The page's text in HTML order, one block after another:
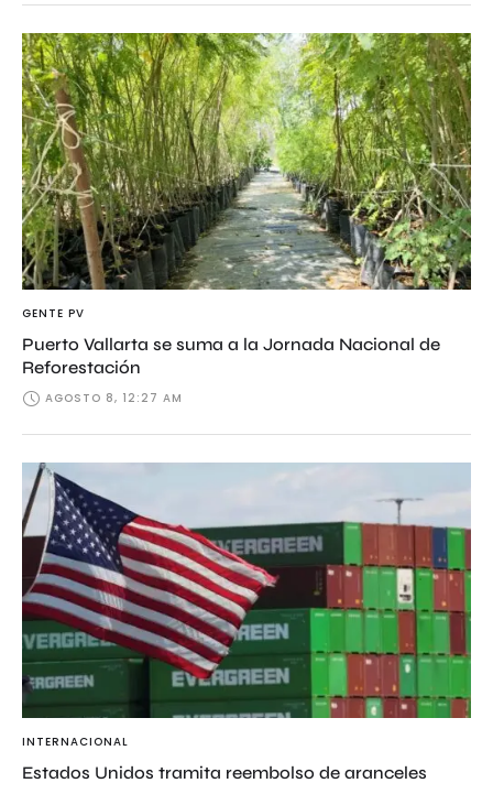
GENTE PV
Puerto Vallarta se suma a la Jornada Nacional de
Reforestación
AGOSTO 8, 12:27 AM
INTERNACIONAL
Estados Unidos tramita reembolso de aranceles